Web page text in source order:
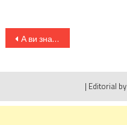
Навігація
А ви знали, що існуала засекречена модель «Волги»? Таємна історія машин-«наздоганялок» КДБ (фото)
| Editorial by